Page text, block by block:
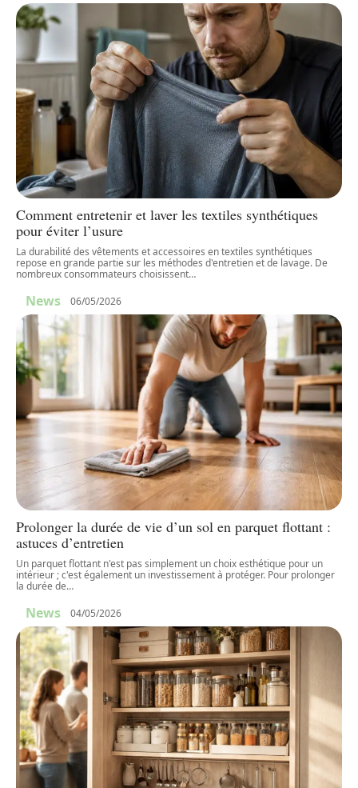
Comment entretenir et laver les textiles synthétiques
pour éviter l’usure
La durabilité des vêtements et accessoires en textiles synthétiques
repose en grande partie sur les méthodes d'entretien et de lavage. De
nombreux consommateurs choisissent…
News 06/05/2026
Prolonger la durée de vie d’un sol en parquet flottant :
astuces d’entretien
Un parquet flottant n'est pas simplement un choix esthétique pour un
intérieur ; c'est également un investissement à protéger. Pour prolonger
la durée de…
News 04/05/2026